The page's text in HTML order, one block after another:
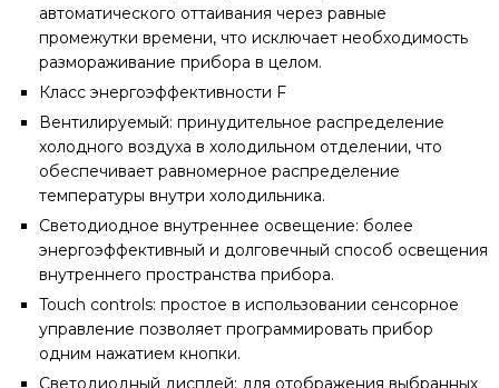
автоматического оттаивания через равные
промежутки времени, что исключает необходимость
размораживание прибора в целом.
Класс энергоэффективности F
Вентилируемый: принудительное распределение
холодного воздуха в холодильном отделении, что
обеспечивает равномерное распределение
температуры внутри холодильника.
Светодиодное внутреннее освещение: более
энергоэффективный и долговечный способ освещения
внутреннего пространства прибора.
Touch controls: простое в использовании сенсорное
управление позволяет программировать прибор
одним нажатием кнопки.
Светодиодный дисплей: для отображения выбранных